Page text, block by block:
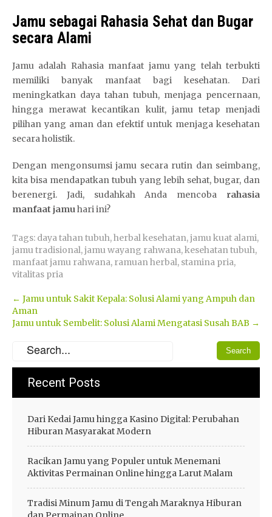
Jamu sebagai Rahasia Sehat dan Bugar
secara Alami
Jamu adalah Rahasia manfaat jamuyang telah terbukti
memiliki banyak manfaat bagi kesehatan. Dari
meningkatkan daya tahan tubuh, menjaga pencernaan,
hingga merawat kecantikan kulit, jamu tetap menjadi
pilihan yang aman dan efektif untuk menjaga kesehatan
secara holistik.
Dengan mengonsumsi jamu secara rutin dan seimbang,
kita bisa mendapatkan tubuh yang lebih sehat, bugar, dan
berenergi. Jadi, sudahkah Anda mencoba rahasia
manfaat jamuhari ini?
Tags: daya tahan tubuh,herbal kesehatan,jamu kuat alami,
jamu tradisional,jamu wayang rahwana,kesehatan tubuh,
manfaat jamu rahwana, ramuan herbal, stamina pria,
vitalitas pria
Post
navigation
← Jamu untuk Sakit Kepala: Solusi Alami yang Ampuh dan
Aman
Jamu untuk Sembelit: Solusi Alami Mengatasi Susah BAB →
Recent Posts
Dari Kedai Jamu hingga Kasino Digital: Perubahan
Hiburan Masyarakat Modern
Racikan Jamu yang Populer untuk Menemani
Aktivitas Permainan Online hingga Larut Malam
Tradisi Minum Jamu di Tengah Maraknya Hiburan